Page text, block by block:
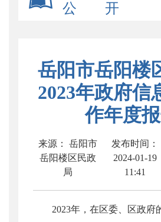
公 开
岳阳市岳阳楼
2023年政府信
作年度
来源： 岳阳市
岳阳楼区民政
局
发布时间：
2024-01-19
11:41
2023年，在区委、区政府